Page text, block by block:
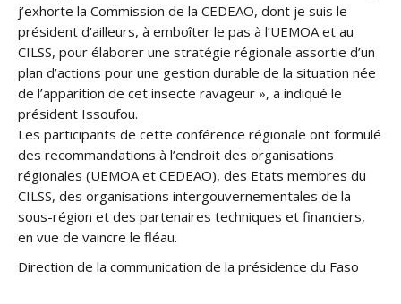
j’exhorte la Commission de la CEDEAO, dont je suis le
président d’ailleurs, à emboîter le pas à l’UEMOA et au
CILSS, pour élaborer une stratégie régionale assortie d’un
plan d’actions pour une gestion durable de la situation née
de l’apparition de cet insecte ravageur », a indiqué le
président Issoufou.
Les participants de cette conférence régionale ont formulé
des recommandations à l’endroit des organisations
régionales (UEMOA et CEDEAO), des Etats membres du
CILSS, des organisations intergouvernementales de la
sous-région et des partenaires techniques et financiers,
en vue de vaincre le fléau.
Direction de la communication de la présidence du Faso